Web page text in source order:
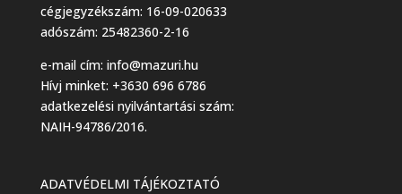
cégjegyzékszám: 16-09-020633
adószám: 25482360-2-16
e-mail cím: info@mazuri.hu
Hívj minket: +3630 696 6786
adatkezelési nyilvántartási szám:
NAIH-94786/2016.
ADATVÉDELMI TÁJÉKOZTATÓ